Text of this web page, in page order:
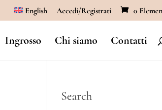
English Accedi/Registrati 0
Ingrosso Chi siamo Contatti
Search